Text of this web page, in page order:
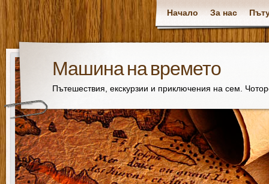
Начало За нас
Машина на времето
Пътешествия, екскурзии и приключения на сем.